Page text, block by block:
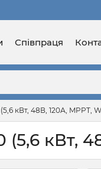
Співпраця
кВт, 48В, 120А, MPPT,
кВт,